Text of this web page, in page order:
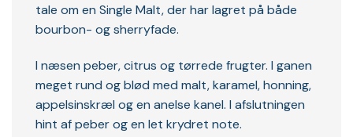
tale om en Single Malt, der har lagret på både
bourbon- og sherryfade.
I næsen peber, citrus og tørrede frugter. I ganen
meget rund og blød med malt, karamel, honning,
appelsinskræl og en anelse kanel. I afslutningen
hint af peber og en let krydret note.